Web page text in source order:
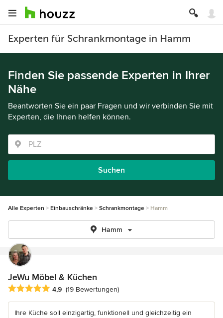
Experten für Schrankmontage in Hamm
Finden Sie passende Experten in Ihrer
Nähe
Beantworten Sie ein paar Fragen und wir verbinden Sie mit
Experten, die Ihnen helfen können.
Suchen
Alle Experten Einbauschränke Schrankmontage Hamm
Hamm
JeWu Möbel & Küchen
Durchschnittliche Bewertung: 4.9 von 5 Sternen
4,9 (19 Bewertungen)
Ihre Küche soll einzigartig, funktionell und gleichzeitig ein